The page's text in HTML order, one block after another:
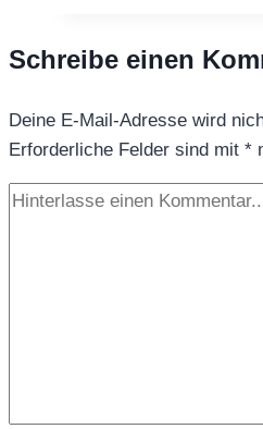
Schreibe einen
Deine E-Mail-Adresse wird
Erforderliche Felder sind mit *